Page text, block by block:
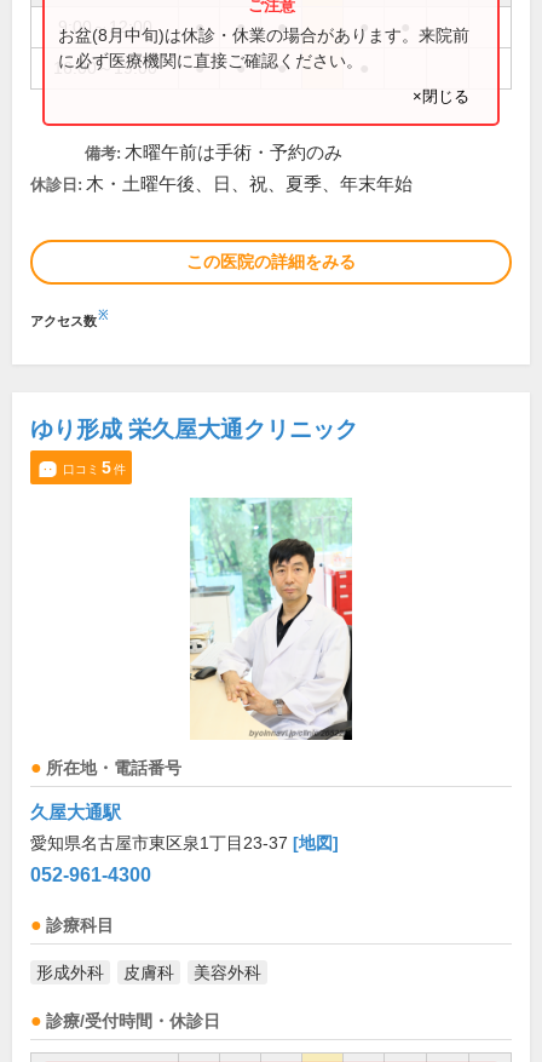
9:00～12:00 ● ● ● ●
16:00～19:00 ● ● ●
お盆(8月中旬)は休診・休業の場合があります。来院前
に必ず医療機関に直接ご確認ください。
×閉じる
備考: 木曜午前は手術・予約のみ
休診日: 木・土曜午後、日、祝、夏季、年末年始
この医院の詳細をみる
アクセス数※
ゆり形成 栄久屋大通クリニック
口コミ 5件
所在地・電話番号
久屋大通駅
愛知県名古屋市東区泉1丁目23-37 [地図]
052-961-4300
診療科目
形成外科 皮膚科 美容外科
診療/受付時間・休診日